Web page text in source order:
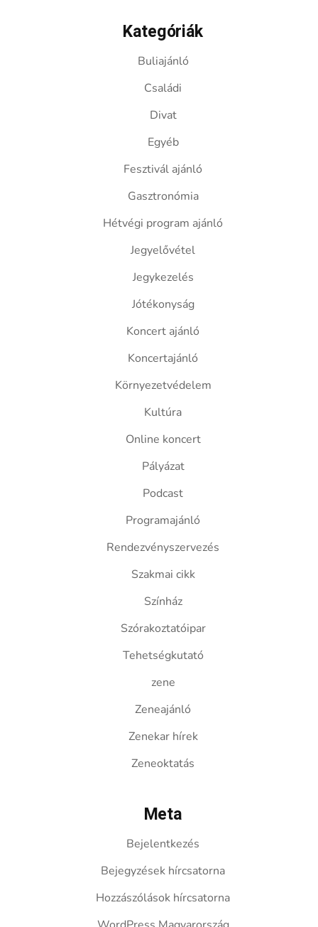
Kategóriák
Buliajánló
Családi
Divat
Egyéb
Fesztivál ajánló
Gasztronómia
Hétvégi program ajánló
Jegyelővétel
Jegykezelés
Jótékonyság
Koncert ajánló
Koncertajánló
Környezetvédelem
Kultúra
Online koncert
Pályázat
Podcast
Programajánló
Rendezvényszervezés
Szakmai cikk
Színház
Szórakoztatóipar
Tehetségkutató
zene
Zeneajánló
Zenekar hírek
Zeneoktatás
Meta
Bejelentkezés
Bejegyzések hírcsatorna
Hozzászólások hírcsatorna